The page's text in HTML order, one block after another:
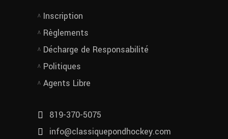
Inscription
Règlements
Décharge de Responsabilité
Politiques
Agents Libre
819-370-5075
info@classiquepondhockey.com